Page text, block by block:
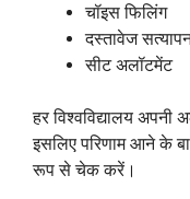
चॉइस फिलिंग
दस्तावेज
सीट अलॉटमेंट
हर विश्वविद्यालय
इसलिए परिणाम आने के
रूप से चेक करें।